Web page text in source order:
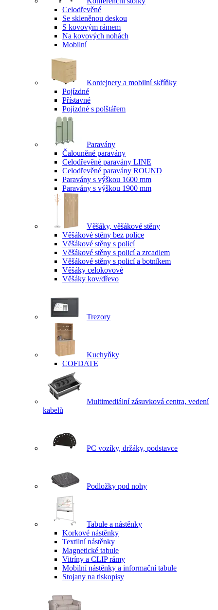
Celodřevěné
Se skleněnou deskou
S kovovým rámem
Na kovových nohách
Mobilní
Kontejnery a mobilní skříňky
Pojízdné
Přístavné
Pojízdné s polštářem
Paravány
Čalouněné paravány
Celodřevěné paravány LINE
Celodřevěné paravány ROUND
Paravány s výškou 1600 mm
Paravány s výškou 1900 mm
Věšáky, věšákové stěny
Věšákové stěny bez police
Věšákové stěny s policí
Věšákové stěny s policí a zrcadlem
Věšákové stěny s policí a botníkem
Věšáky celokovové
Věšáky kov/dřevo
Trezory
Kuchyňky
COFDATE
Multimediální zásuvková centra, vedení
kabelů
PC vozíky, držáky, podstavce
Podložky pod nohy
Tabule a nástěnky
Korkové nástěnky
Textilní nástěnky
Magnetické tabule
Vitríny a CLIP rámy
Mobilní nástěnky a informační tabule
Stojany na tiskopisy